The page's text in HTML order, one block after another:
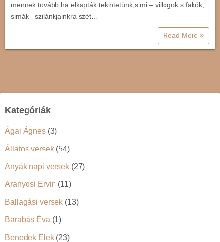
mennek tovább,ha elkapták tekintetünk,s mi – villogok s fakók,
simák –szilánkjainkra szét…
Read More
Kategóriák
Ágai Ágnes (3)
Állatos versek (54)
Anyák napi versek (27)
Aranyosi Ervin (11)
Ballagási versek (13)
Barabás Éva (1)
Benedek Elek (23)